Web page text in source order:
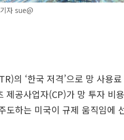
자 sue@
의 ‘한국 저격’으로 망 사용
제공사업자(CP)가 망 투자 비
도하는 미국이 규제 움직임에